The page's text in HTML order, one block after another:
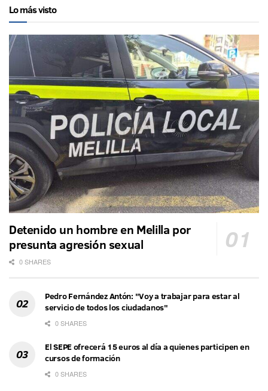
Lo más visto
Detenido un hombre en Melilla por
presunta agresión sexual
0 SHARES
Pedro Fernández Antón: "Voy a trabajar para estar al
servicio de todos los ciudadanos"
0 SHARES
El SEPE ofrecerá 15 euros al día a quienes participen en
cursos de formación
0 SHARES